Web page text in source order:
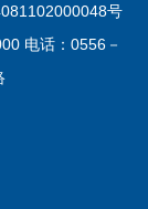
号
电话：0556－